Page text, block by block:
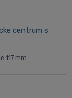
centrum s
117 mm